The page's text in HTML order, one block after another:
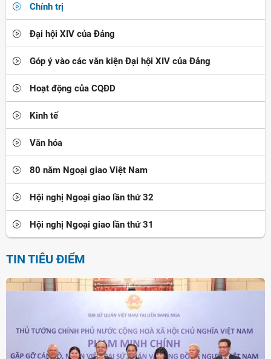
Chính trị
Đại hội XIV của Đảng
Góp ý vào các văn kiện Đại hội XIV của Đảng
Hoạt động của CQĐD
Kinh tế
Văn hóa
80 năm Ngoại giao Việt Nam
Hội nghị Ngoại giao lần thứ 32
Hội nghị Ngoại giao lần thứ 31
TIN TIÊU ĐIỂM